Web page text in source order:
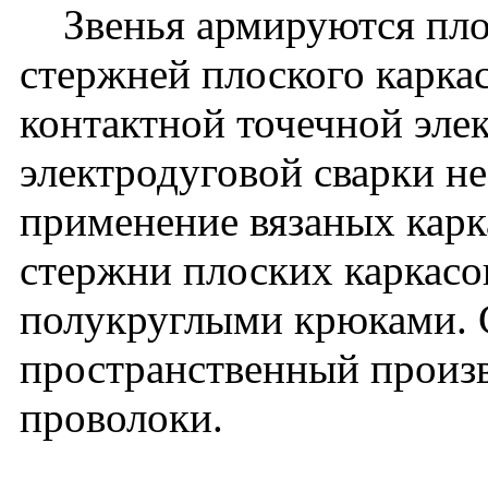
Звенья армируются
стержней плоского
контактной точечной
электродуговой сварки
применение вязаных
стержни плоских
полукруглыми крюками.
пространственный
проволоки.